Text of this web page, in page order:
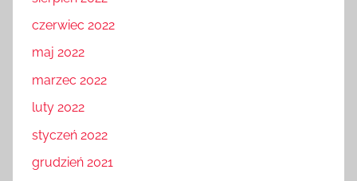
czerwiec 2022
maj 2022
marzec 2022
luty 2022
styczeń 2022
grudzień 2021